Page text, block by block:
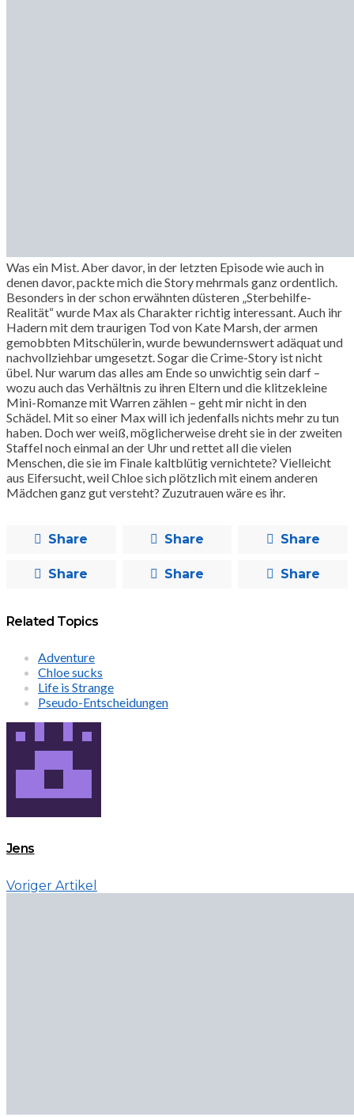
Was ein Mist. Aber davor, in der letzten Episode wie auch in
denen davor, packte mich die Story mehrmals ganz ordentlich.
Besonders in der schon erwähnten düsteren „Sterbehilfe-
Realität“ wurde Max als Charakter richtig interessant. Auch ihr
Hadern mit dem traurigen Tod von Kate Marsh, der armen
gemobbten Mitschülerin, wurde bewundernswert adäquat und
nachvollziehbar umgesetzt. Sogar die Crime-Story ist nicht
übel. Nur warum das alles am Ende so unwichtig sein darf –
wozu auch das Verhältnis zu ihren Eltern und die klitzekleine
Mini-Romanze mit Warren zählen – geht mir nicht in den
Schädel. Mit so einer Max will ich jedenfalls nichts mehr zu tun
haben. Doch wer weiß, möglicherweise dreht sie in der zweiten
Staffel noch einmal an der Uhr und rettet all die vielen
Menschen, die sie im Finale kaltblütig vernichtete? Vielleicht
aus Eifersucht, weil Chloe sich plötzlich mit einem anderen
Mädchen ganz gut versteht? Zuzutrauen wäre es ihr.
Share Share Share
Share Share Share
Related Topics
Adventure
Chloe sucks
Life is Strange
Pseudo-Entscheidungen
Jens
Voriger Artikel